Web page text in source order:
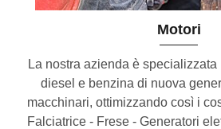
Motori
La nostra azienda è
diesel e benzina di nuova
macchinari, ottimizzando così i
Falciatrice - Frese - Generatori